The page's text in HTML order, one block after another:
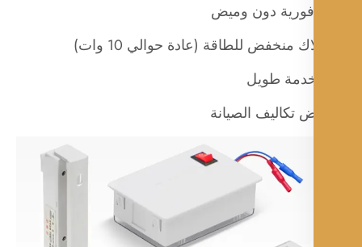
فورية دون وميض
منخفض للطاقة (عادة حوالي 10 وات)
طويل
تكاليف الصيانة